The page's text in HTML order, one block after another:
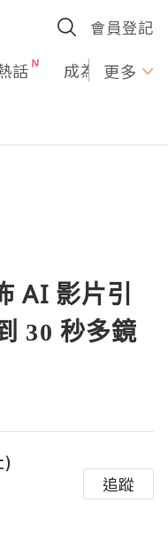
會員登記
話 成為U更多
AI 影片引
30 秒多鏡
追蹤